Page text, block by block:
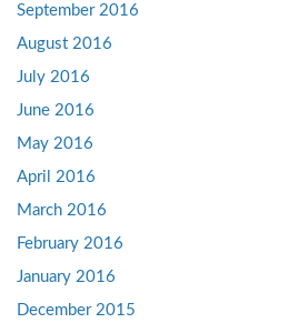
September 2016
August 2016
July 2016
June 2016
May 2016
April 2016
March 2016
February 2016
January 2016
December 2015